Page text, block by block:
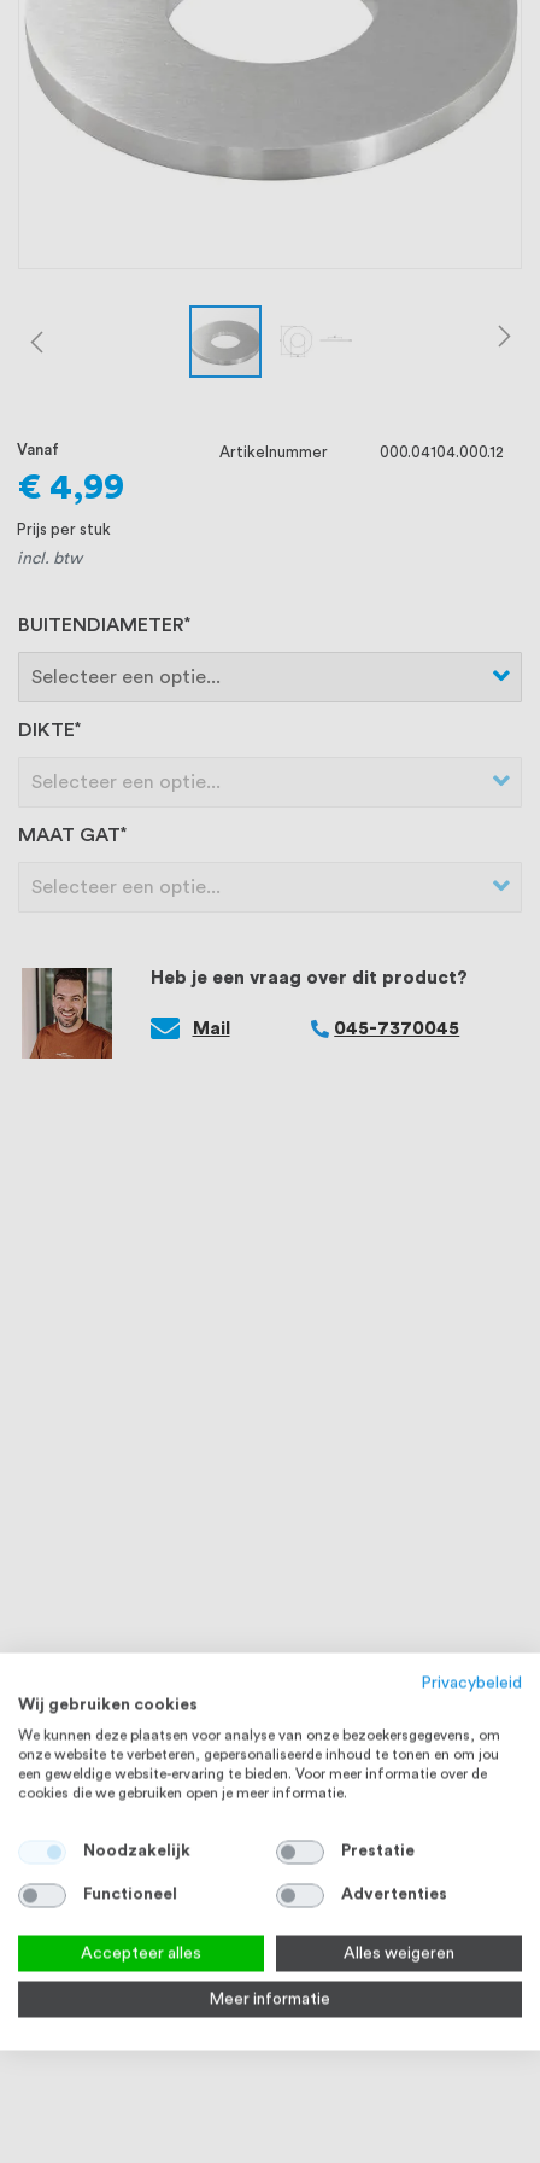
ons voorop, want we geloven dat een
goede relatie met onze klanten het
verschil maakt.
Heb je een vraag over dit product?
Mail 045-7370045
BUITENDIAMETER
DIKTE
MAAT GAT
Vanaf
€ 4,99
Prijs per stuk
incl. btw
Artikelnummer 000.04104.000.12
Privacybeleid
Wij gebruiken cookies
We kunnen deze plaatsen voor analyse van onze bezoekersgegevens, om
onze website te verbeteren, gepersonaliseerde inhoud te tonen en om jou
een geweldige website-ervaring te bieden. Voor meer informatie over de
cookies die we gebruiken open je meer informatie.
Noodzakelijk Prestatie
Functioneel Advertenties
Accepteer alles Alles weigeren
Meer informatie